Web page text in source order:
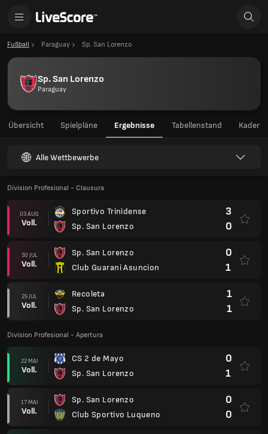
Fußball Paraguay Sp. San Lorenzo
Sp. San Lorenzo
Paraguay
Übersicht Spielpläne Ergebnisse Tabellenstand Kader
Alle Wettbewerbe
Division Profesional - Clausura
03 AUG
Voll.
Sportivo Trinidense
Sp. San Lorenzo
3
0
30 JUL
Voll.
Sp. San Lorenzo
Club Guarani Asuncion
0
1
25 JUL
Voll.
Recoleta
Sp. San Lorenzo
1
1
Division Profesional - Apertura
22 MAI
Voll.
CS 2 de Mayo
Sp. San Lorenzo
0
1
17 MAI
Voll.
Sp. San Lorenzo
Club Sportivo Luqueno
0
0